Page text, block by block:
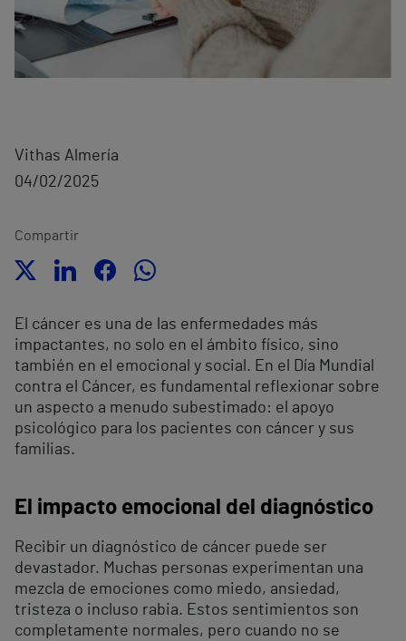
Vithas Almería
04/02/2025
Compartir
El cáncer es una de las enfermedades más
impactantes, no solo en el ámbito físico, sino
también en el emocional y social. En el Día Mundial
contra el Cáncer, es fundamental reflexionar sobre
un aspecto a menudo subestimado: el apoyo
psicológico para los pacientes con cáncer y sus
familias.
El impacto emocional del diagnóstico
Recibir un diagnóstico de cáncer puede ser
devastador. Muchas personas experimentan una
mezcla de emociones como miedo, ansiedad,
tristeza o incluso rabia. Estos sentimientos son
completamente normales, pero cuando no se